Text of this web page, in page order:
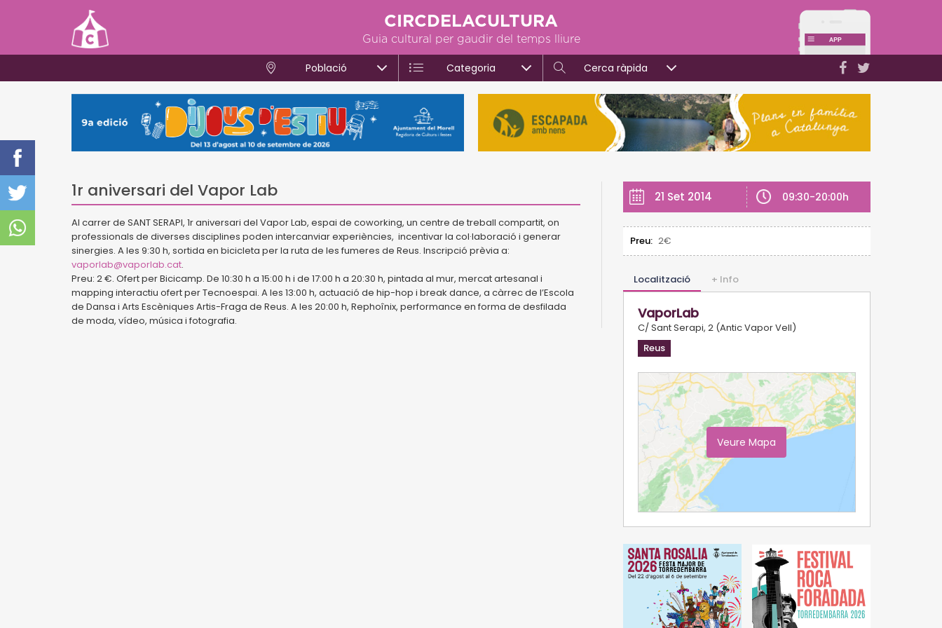
CIRCDELACULTURA
Guia cultural per gaudir del temps lliure
Població Categoria Cerca ràpida
1r aniversari del Vapor Lab
Al carrer de SANT SERAPI, 1r aniversari del Vapor Lab, espai de coworking, un centre de treball compartit, on
professionals de diverses disciplines poden intercanviar experiències, incentivar la col·laboració i generar
sinergies. A les 9:30 h, sortida en bicicleta per la ruta de les fumeres de Reus. Inscripció prèvia a:
vaporlab@vaporlab.cat.
Preu: 2 €. Ofert per Bicicamp. De 10:30 h a 15:00 h i de 17:00 h a 20:30 h, pintada al mur, mercat artesanal i
mapping interactiu ofert per Tecnoespai. A les 13:00 h, actuació de hip-hop i break dance, a càrrec de l’Escola
de Dansa i Arts Escèniques Artis-Fraga de Reus. A les 20:00 h, Rephoînix, performance en forma de desfilada
de moda, vídeo, música i fotografia.
21 Set 2014 09:30-20:00h
Preu: 2€
Localització + Info
VaporLab
C/ Sant Serapi, 2 (Antic Vapor Vell)
Reus
Veure Mapa